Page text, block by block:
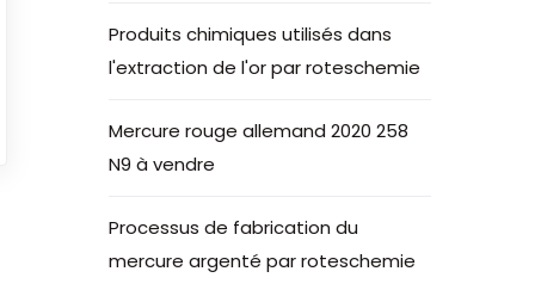
Produits chimiques utilisés dans
l'extraction de l'or par roteschemie
Mercure rouge allemand 2020 258
N9 à vendre
Processus de fabrication du
mercure argenté par roteschemie